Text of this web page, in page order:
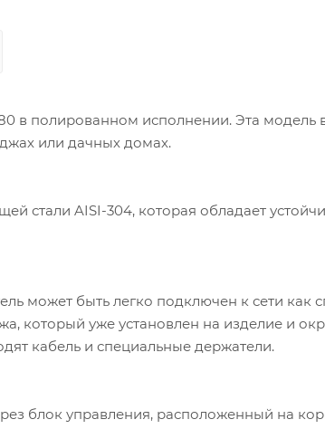
в полированном исполнении. Эта модель
или дачных домах.
стали AISI-304, которая обладает
может быть легко подключен к сети как
который уже установлен на изделие и
кабель и специальные держатели.
блок управления, расположенный на